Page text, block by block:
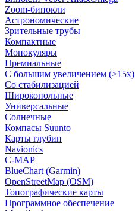
Zoom-бинокли
Астрономические
Зрительные трубы
Компактные
Монокуляры
Премиальные
С большим увеличением (>15x)
Со стабилизацией
Широкопольные
Универсальные
Солнечные
Компасы Suunto
Карты глубин
Navionics
C-MAP
BlueChart (Garmin)
OpenStreetMap (OSM)
Топографические карты
Программное обеспечение